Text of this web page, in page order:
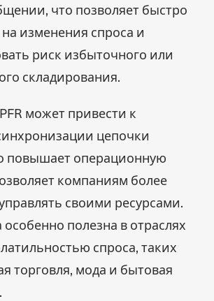
что позволяет быстро
изменения спроса и
риск избыточного или
складирования.
может привести к
цепочки
повышает операционную
компаниям более
своими ресурсами.
особенно полезна в отраслях
спроса, таких
торговля, мода и бытовая